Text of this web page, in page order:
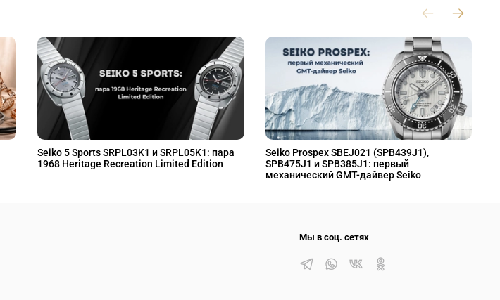
Seiko 5 Sports SRPL03K1 и SRPL05K1: пара
1968 Heritage Recreation Limited Edition
Seiko Prospex SBEJ021 (SPB439J1),
SPB475J1 и SPB385J1: первый
механический GMT-дайвер Seiko
Мы в соц. сетях